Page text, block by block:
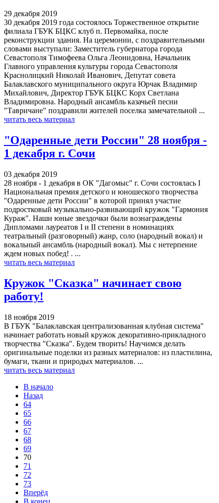
29 декабря 2019
30 декабря 2019 года состоялось Торжественное открытие
филиала ГБУК БЦКС клуб п. Первомайка, после
реконструкции здания. На церемонии, с поздравительными
словами выступали: Заместитель губернатора города
Севастополя Тимофеева Ольга Леонидовна, Начальник
Главного управления культуры города Севастополя
Краснолицкий Николай Иванович, Депутат совета
Балаклавского муниципального округа Юрчак Владимир
Михайлович, Директор ГБУК БЦКС Корх Светлана
Владимировна. Народный ансамбль казачьей песни
"Тавричане" поздравили жителей поселка замечательной ...
читать весь материал
"Одаренные дети России" 28 ноября -
1 декабря г. Сочи
03 декабря 2019
28 ноября - 1 декабря в ОК "Дагомыс" г. Сочи состоялась I
Национальная премия детского и юношеского творчества
"Одаренные дети России" в которой принял участие
подростковый музыкально-развивающий кружок "Гармония
Кураж". Наши юные звездочки были вознаграждены
Дипломами лауреатов I и II степени в номинациях
театральный (разговорный) жанр, соло (народный вокал) и
вокальный ансамбль (народный вокал). Мы с нетерпение
ждем новых побед! . ...
читать весь материал
Кружок "Сказка" начинает свою
работу!
18 ноября 2019
В ГБУК "Балаклавская централизованная клубная система"
начинает работать новый кружок декоративно-прикладного
творчества "Сказка". Будем творить! Научимся делать
оригинальные поделки из разных материалов: из пластилина,
бумаги, ткани и природых материалов. ...
читать весь материал
В начало
Назад
64
65
66
67
68
69
70
71
72
73
Вперёд
В конец